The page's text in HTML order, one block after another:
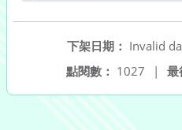
下架日期： Invalid
最
點閱數： 1027 |